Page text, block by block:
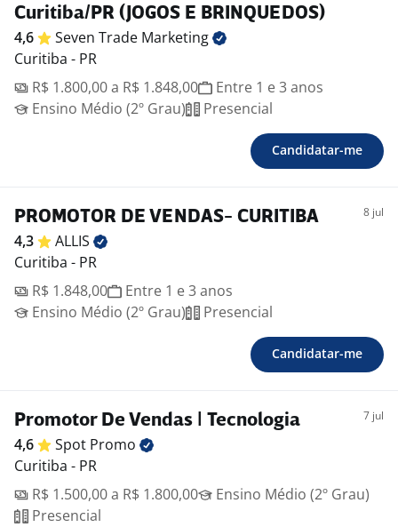
Curitiba/PR (JOGOS E BRINQUEDOS)
4,6 Seven Trade Marketing
Curitiba - PR
R$ 1.800,00 a R$ 1.848,00
Entre 1 e 3 anos
Ensino Médio (2º Grau)
Presencial
Candidatar-me
PROMOTOR DE VENDAS- CURITIBA 8 jul
4,3
ALLIS
Curitiba - PR
R$ 1.848,00
Entre 1 e 3 anos
Ensino Médio (2º Grau)
Presencial
Candidatar-me
Promotor De Vendas | Tecnologia 7 jul
4,6 Spot Promo
Curitiba - PR
R$ 1.500,00 a R$ 1.800,00
Ensino Médio (2º Grau)
Presencial